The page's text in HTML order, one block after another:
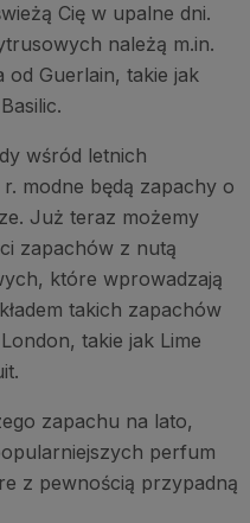
Cię w upalne dni.
należą m.in.
od Guerlain, takie jak
wśród letnich
modne będą zapachy o
Już teraz możemy
zapachów z nutą
które wprowadzają
takich zapachów
takie jak Lime
zapachu na lato,
perfum
z pewnością przypadną